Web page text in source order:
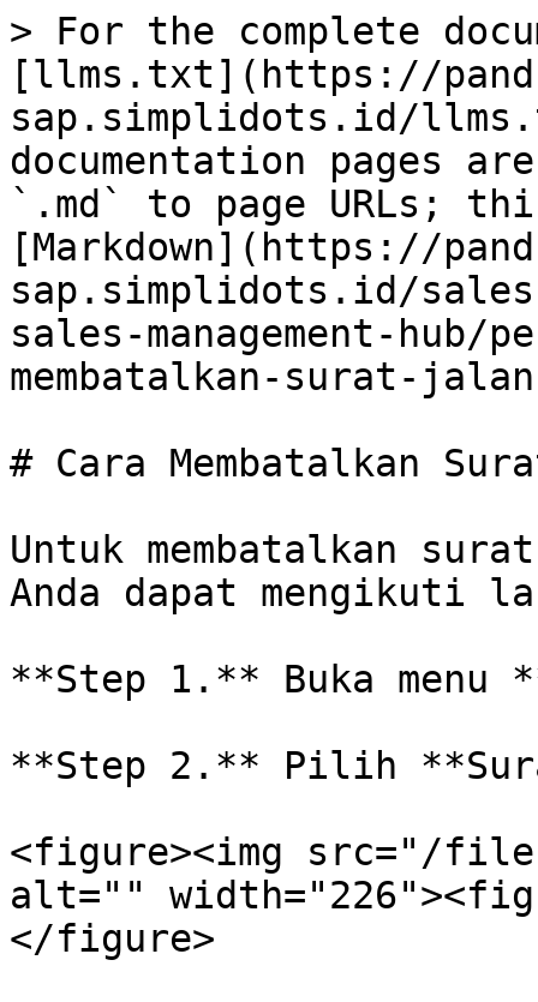
> For the complete
[llms.txt](https://
sap.simplidots.id/
documentation pages
`.md` to page URLs;
[Markdown](https://
sap.simplidots.id/
sales-management-
membatalkan-surat-
# Cara Membatalkan
Untuk membatalkan
Anda dapat mengikuti
**Step 1.** Buka menu
**Step 2.** Pilih
<figure><img src="/files/
alt=""
</figure>